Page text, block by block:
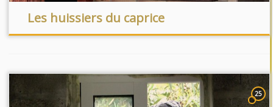
Les huissiers du caprice
25